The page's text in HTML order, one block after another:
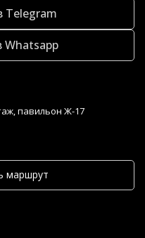
Telegram
Whatsapp
павильон Ж-17
маршрут